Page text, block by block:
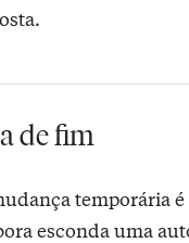
de fim
temporária
esconda uma